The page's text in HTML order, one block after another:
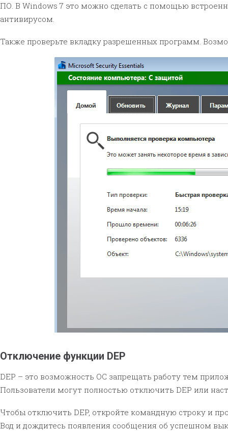
ПО. В Windows 7 это можно сделать с помощью
антивирусом.
Также проверьте вкладку разрешенных программ.
Отключение функции DEP
DEP – это возможность ОС запрещать работу тем
Пользователи могут полностью отключить DEP или
Чтобы отключить DEP, откройте командную строку и
Вод и дождитесь появления сообщения об успешном